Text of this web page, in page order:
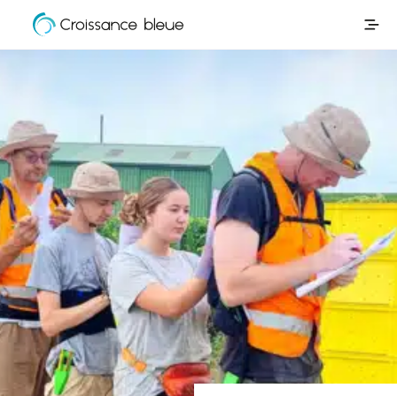
Aller
directement
Croissance
Bleue